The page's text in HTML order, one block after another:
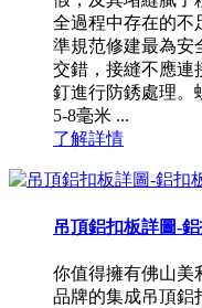
全過程中存在的不
準規范修建最為安
交錯，接縫不應連
釘進行防銹處理。
5-8毫米 ...
了解詳情
吊頂鋁扣板詳圖-
你值得擁有佛山美
品牌的集成吊頂鋁